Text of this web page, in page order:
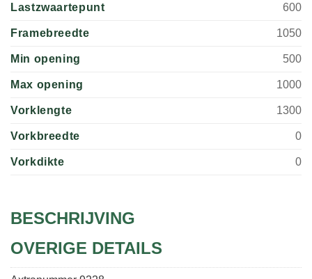
Lastzwaartepunt 600
Framebreedte 1050
Min opening 500
Max opening 1000
Vorklengte 1300
Vorkbreedte 0
Vorkdikte 0
BESCHRIJVING
OVERIGE DETAILS